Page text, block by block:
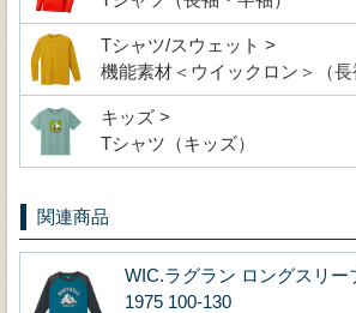
Tシャツ/スウェット >
機能素材＜ウイックロン＞（長
キッズ >
Tシャツ（キッズ）
関連商品
WIC.ラグラン ロングスリー
1975 100-130